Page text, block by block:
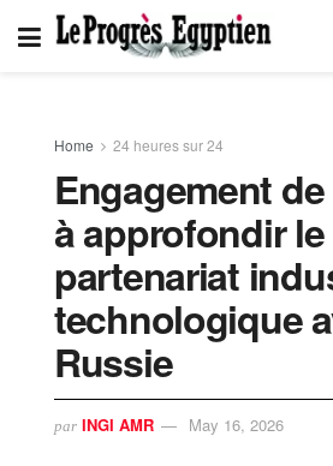
Home 24 heures sur 24
Engagement de
à approfondir le
partenariat
technologique
Russie
par INGI AMR May 16, 2026